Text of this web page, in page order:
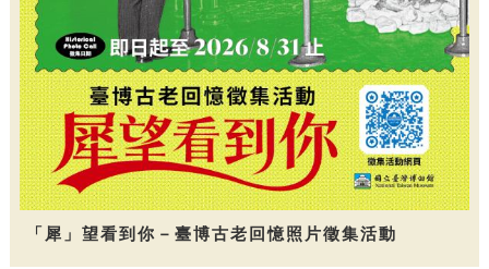
「犀」望看到你－臺博古老回憶照片徵集活動